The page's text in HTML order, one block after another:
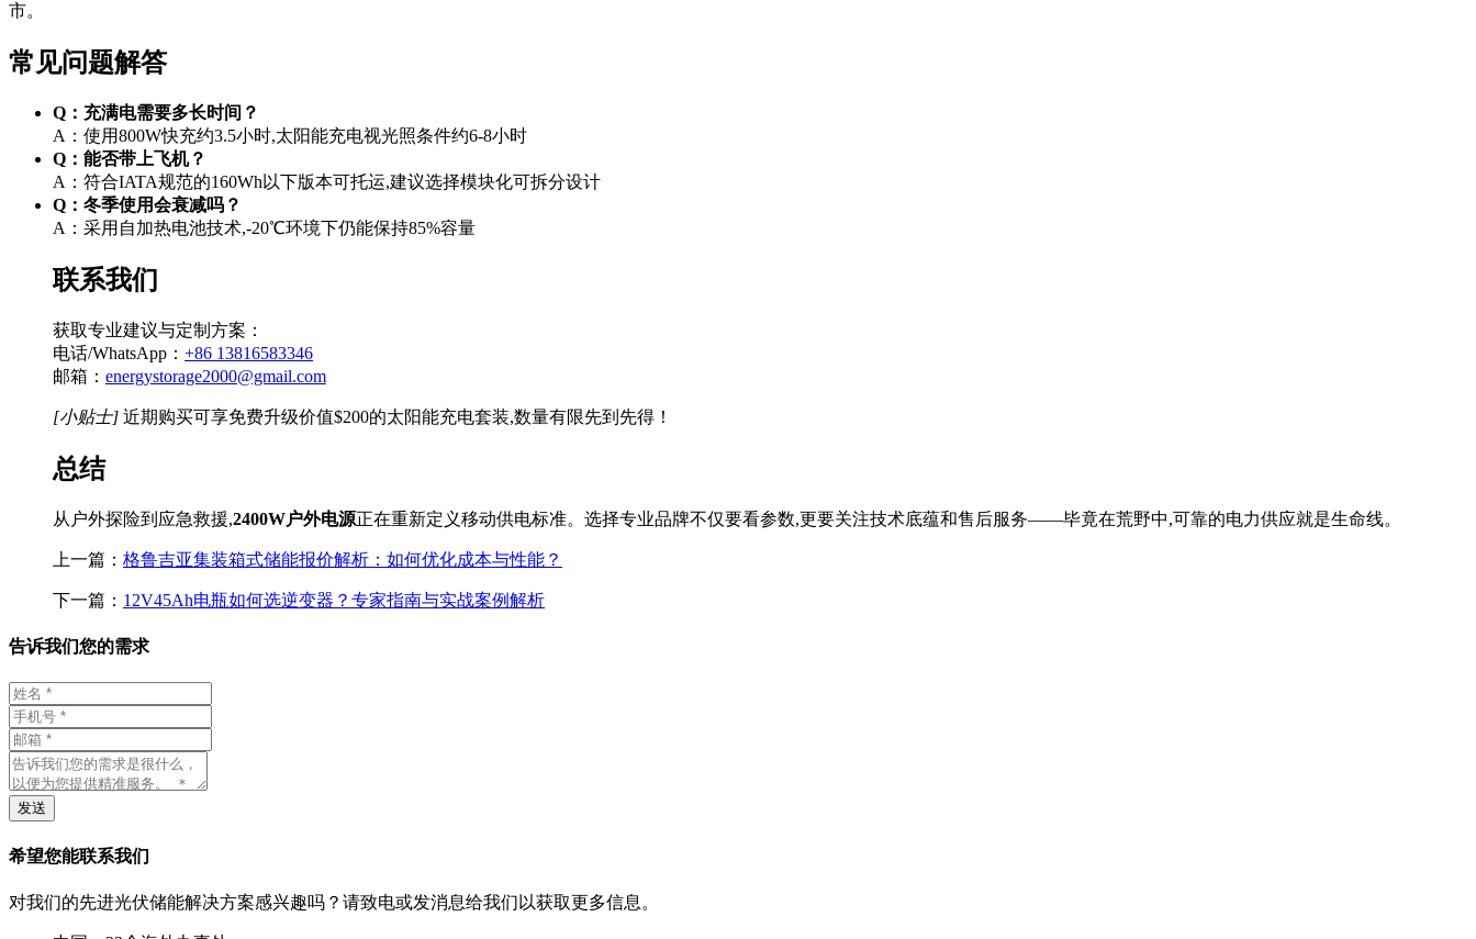
市。
常见问题解答
Q：充满电需要多长时间？
A：使用800W快充约3.5小时,太阳能充电视光照条件约6-8小时
Q：能否带上飞机？
A：符合IATA规范的160Wh以下版本可托运,建议选择模块化可拆分设计
Q：冬季使用会衰减吗？
A：采用自加热电池技术,-20℃环境下仍能保持85%容量
联系我们
获取专业建议与定制方案：
电话/WhatsApp： +86 13816583346
邮箱： energystorage2000@gmail.com
[小贴士] 近期购买可享免费升级价值$200的太阳能充电套装,数量有限先到先得！
总结
从户外探险到应急救援,2400W户外电源正在重新定义移动供电标准。选择专业品牌不仅要看参数,更要关注技术底蕴和售后服务——毕竟在荒野中,可靠的电力供应就是生命线。
上一篇： 格鲁吉亚集装箱式储能报价解析：如何优化成本与性能？
下一篇： 12V45Ah电瓶如何选逆变器？专家指南与实战案例解析
告诉我们您的需求
发送
希望您能联系我们
对我们的先进光伏储能解决方案感兴趣吗？请致电或发消息给我们以获取更多信息。